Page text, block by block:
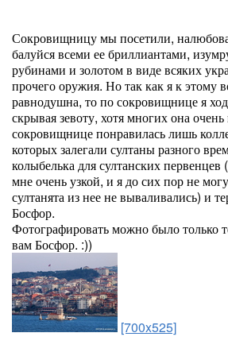
Сокровищницу мы посетили,
балуйся всеми ее бриллиантами,
рубинами и золотом в виде всяких
прочего оружия. Но так как я к этому
равнодушна, то по сокровищнице я
скрывая зевоту, хотя многих она
сокровищнице понравилась лишь
которых залегали султаны разного
колыбелька для султанских первенцев
мне очень узкой, и я до сих пор не
султанята из нее не вываливались) и
Босфор.
Фотографировать можно было только
вам Босфор. :))
[700x525]